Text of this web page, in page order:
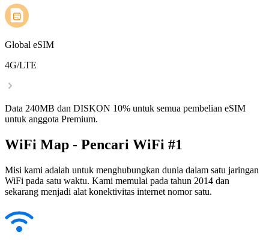
Global eSIM
4G/LTE
Data 240MB dan DISKON 10% untuk semua pembelian eSIM
untuk anggota Premium.
WiFi Map - Pencari WiFi #1
Misi kami adalah untuk menghubungkan dunia dalam satu jaringan
WiFi pada satu waktu. Kami memulai pada tahun 2014 dan
sekarang menjadi alat konektivitas internet nomor satu.